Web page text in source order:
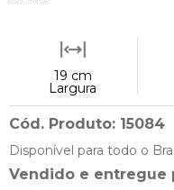
19 cm
Largura
Cód. Produto: 15084
Disponível para todo o
Vendido e entregue